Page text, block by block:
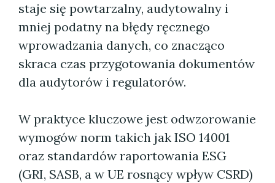
staje się powtarzalny, audytowalny i
mniej podatny na błędy ręcznego
wprowadzania danych, co znacząco
skraca czas przygotowania dokumentów
dla audytorów i regulatorów.
W praktyce kluczowe jest odwzorowanie
wymogów norm takich jak ISO 14001
oraz standardów raportowania ESG
(GRI, SASB, a w UE rosnący wpływ CSRD)